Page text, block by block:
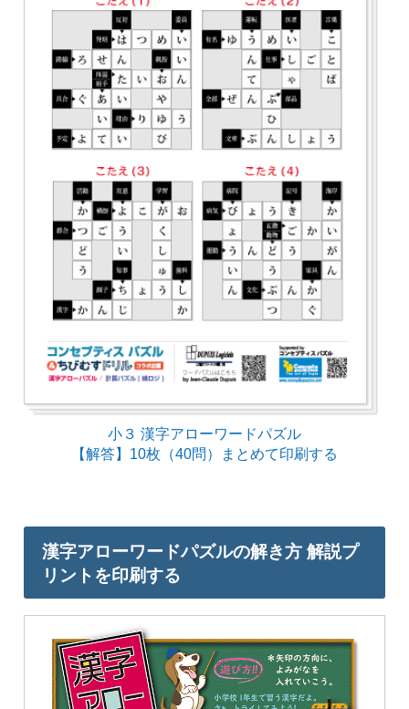
小３ 漢字アローワードパズル
【解答】10枚（40問）まとめて印刷する
漢字アローワードパズルの解き方 解説プ
リントを印刷する